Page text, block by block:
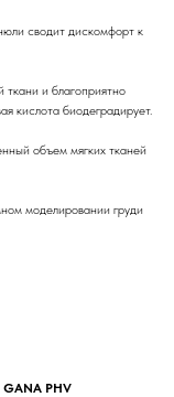
сводит дискомфорт к
ткани и благоприятно
кислота биодеградирует.
объем мягких тканей
моделировании груди
PHV